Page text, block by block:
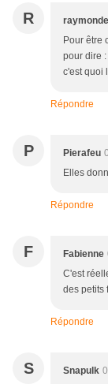
R raymonde
Pour être
pour dire
c'est quoi
Répondre
P Pierafeu
Elles
Répondre
F Fabienne
C'est
des petits
Répondre
S Snapulk